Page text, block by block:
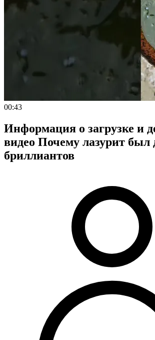
00:43
Информация о загрузке и
видео Почему лазурит был
бриллиантов